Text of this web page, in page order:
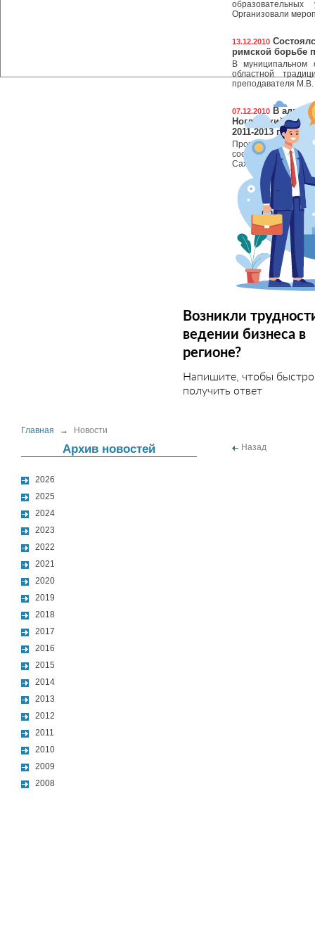
Возникли
ведении бизнеса в
регионе?
Напишите, чтобы быстро
получить ответ
Главная → Новости
Архив новостей
2026
2025
2024
2023
2022
2021
2020
2019
2018
2017
2016
2015
2014
2013
2012
2011
2010
2009
2008
образовательных
Организовали
13.12.2010
римской борьбе
В муниципальном
областной
преподавателя М.В.
07.12.2010 В
Ногликский»
2011-2013 годы.
Прогноз
соответствии со
Сахалинской
Назад